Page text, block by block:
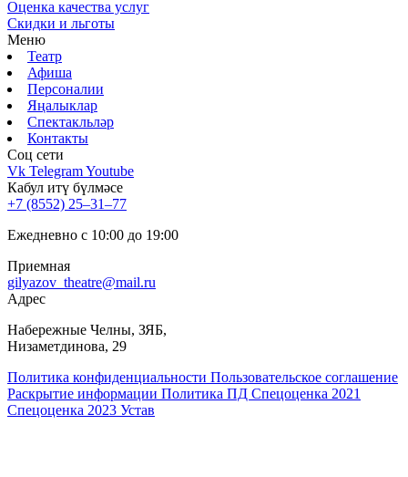
Оценка качества услуг
Скидки и льготы
Меню
Театр
Афиша
Персоналии
Яңалыклар
Спектакльләр
Контакты
Соц cети
Vk TelegramYoutube
Кабул итү бүлмәсе
+7 (8552) 25‒31‒77
Ежедневно с 10:00 до 19:00
Приемная
gilyazov_theatre@mail.ru
Адрес
​Набережные Челны, ЗЯБ,
Низаметдинова, 29
Политика конфиденциальности Пользовательское соглашение
Раскрытие информации Политика ПД Спецоценка 2021
Спецоценка 2023 Устав